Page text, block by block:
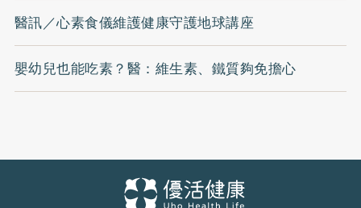
醫訊／心素食儀維護健康守護地球講座
嬰幼兒也能吃素？醫：維生素、鐵質夠免擔心